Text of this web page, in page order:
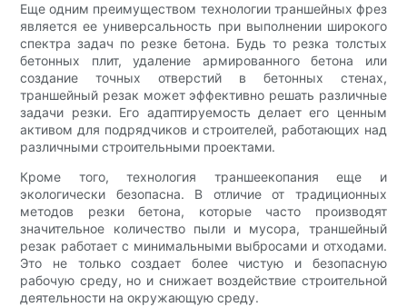
Еще одним преимуществом технологии траншейных фрез
является ее универсальность при выполнении широкого
спектра задач по резке бетона. Будь то резка толстых
бетонных плит, удаление армированного бетона или
создание точных отверстий в бетонных стенах,
траншейный резак может эффективно решать различные
задачи резки. Его адаптируемость делает его ценным
активом для подрядчиков и строителей, работающих над
различными строительными проектами.
Кроме того, технология траншеекопания еще и
экологически безопасна. В отличие от традиционных
методов резки бетона, которые часто производят
значительное количество пыли и мусора, траншейный
резак работает с минимальными выбросами и отходами.
Это не только создает более чистую и безопасную
рабочую среду, но и снижает воздействие строительной
деятельности на окружающую среду.